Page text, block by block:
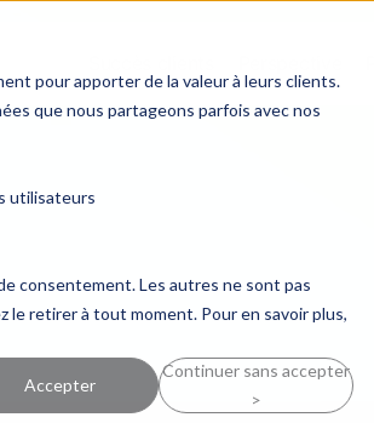
pour apporter de la valeur à leurs clients.
que nous partageons parfois avec nos
utilisateurs
consentement. Les autres ne sont pas
retirer à tout moment. Pour en savoir plus,
Accepter
Continuer sans accepter
>